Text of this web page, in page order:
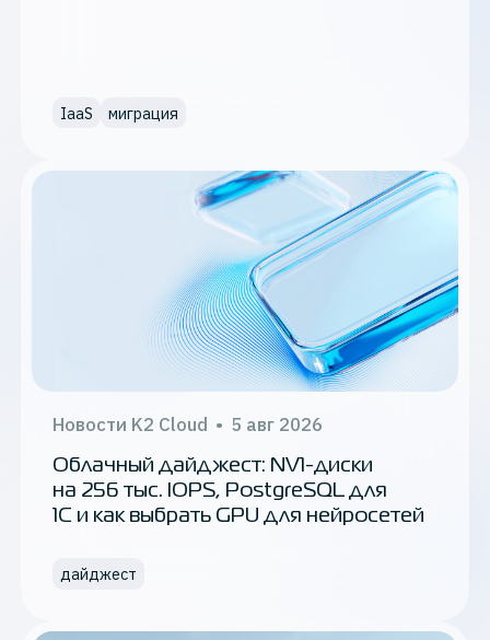
docker
хранение данных
новости партнёрств
IaaS миграция
Новости K2 Cloud • 5 авг 2026
Облачный дайджест: NV1-диски
на 256 тыс. IOPS, PostgreSQL для
1С и как выбрать GPU для нейросетей
дайджест